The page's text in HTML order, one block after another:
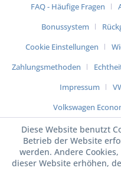
FAQ - Häufige Fragen
Bonussystem
Cookie Einstellungen
Zahlungsmethoden
Impressum
Volkswagen
Diese Website benutzt
Betrieb der Website
werden. Andere
dieser Website erhöhen,